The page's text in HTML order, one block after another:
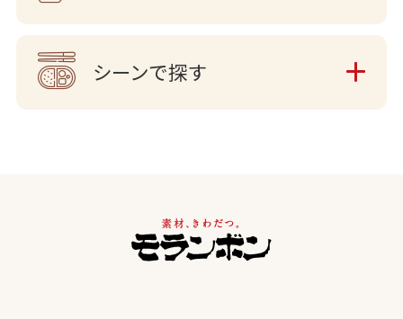
シーンで探す